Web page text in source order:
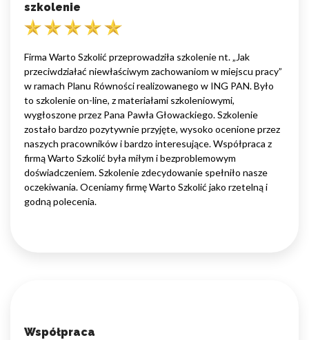
szkolenie
Firma Warto Szkolić przeprowadziła szkolenie nt. „Jak
przeciwdziałać niewłaściwym zachowaniom w miejscu pracy”
w ramach Planu Równości realizowanego w ING PAN. Było
to szkolenie on-line, z materiałami szkoleniowymi,
wygłoszone przez Pana Pawła Głowackiego. Szkolenie
zostało bardzo pozytywnie przyjęte, wysoko ocenione przez
naszych pracowników i bardzo interesujące. Współpraca z
firmą Warto Szkolić była miłym i bezproblemowym
doświadczeniem. Szkolenie zdecydowanie spełniło nasze
oczekiwania. Oceniamy firmę Warto Szkolić jako rzetelną i
godną polecenia.
Współpraca